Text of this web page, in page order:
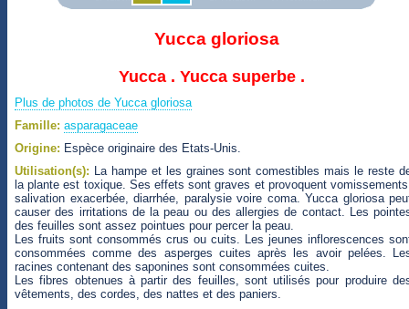
Yucca gloriosa
Yucca . Yucca superbe .
Plus de photos de Yucca gloriosa
Famille: asparagaceae
Origine: Espèce originaire des Etats-Unis.
Utilisation(s): La hampe et les graines sont comestibles mais le reste
la plante est toxique. Ses effets sont graves et provoquent
salivation exacerbée, diarrhée, paralysie voire coma. Yucca gloriosa
causer des irritations de la peau ou des allergies de contact. Les
des feuilles sont assez pointues pour percer la peau.
Les fruits sont consommés crus ou cuits. Les jeunes inflorescences
consommées comme des asperges cuites après les avoir pelées.
racines contenant des saponines sont consommées cuites.
Les fibres obtenues à partir des feuilles, sont utilisés pour produire
vêtements, des cordes, des nattes et des paniers.